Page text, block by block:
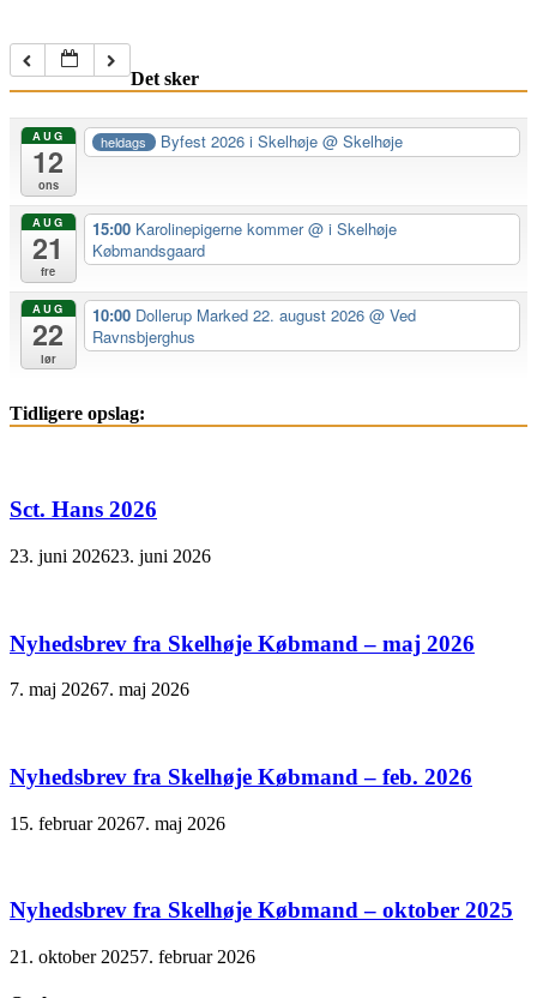
Det sker
AUG
12
ons
heldags Byfest 2026 i Skelhøje@ Skelhøje
AUG
21
fre
15:00 Karolinepigerne kommer@ i Skelhøje
Købmandsgaard
AUG
22
lør
10:00 Dollerup Marked 22. august 2026 @ Ved
Ravnsbjerghus
Tidligere opslag:
Sct. Hans 2026
23. juni 202623. juni 2026
Nyhedsbrev fra Skelhøje Købmand – maj 2026
7. maj 20267. maj 2026
Nyhedsbrev fra Skelhøje Købmand – feb. 2026
15. februar 20267. maj 2026
Nyhedsbrev fra Skelhøje Købmand – oktober 2025
21. oktober 20257. februar 2026